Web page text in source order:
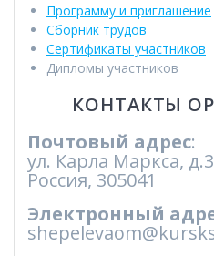
Программу и приглашение
Сборник трудов
Сертификаты участников
Дипломы участников
КОНТАКТЫ
Почтовый адрес:
ул. Карла Маркса,
Россия, 305041
Электронный